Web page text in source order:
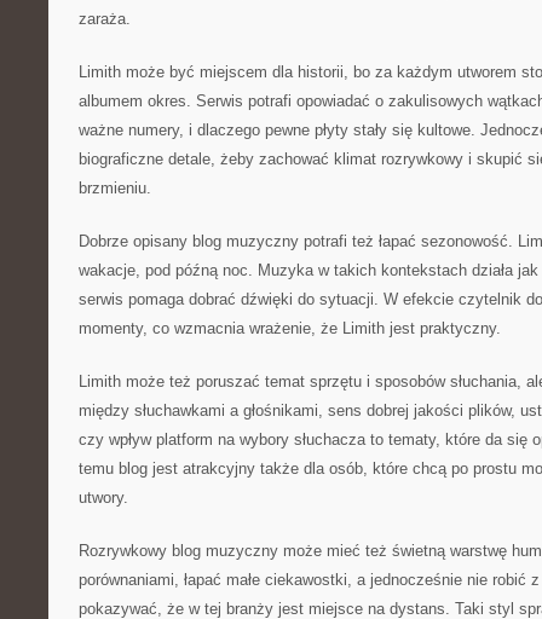
zaraża.
Limith może być miejscem dla historii, bo za każdym utworem
albumem okres. Serwis potrafi opowiadać o zakulisowych
ważne numery, i dlaczego pewne płyty stały się kultowe.
biograficzne detale, żeby zachować klimat rozrywkowy i skupić
brzmieniu.
Dobrze opisany blog muzyczny potrafi też łapać sezonowość.
wakacje, pod późną noc. Muzyka w takich kontekstach działa
serwis pomaga dobrać dźwięki do sytuacji. W efekcie czytelnik
momenty, co wzmacnia wrażenie, że Limith jest praktyczny.
Limith może też poruszać temat sprzętu i sposobów słuchania,
między słuchawkami a głośnikami, sens dobrej jakości plików,
czy wpływ platform na wybory słuchacza to tematy, które da się
temu blog jest atrakcyjny także dla osób, które chcą po prostu
utwory.
Rozrywkowy blog muzyczny może mieć też świetną warstwę
porównaniami, łapać małe ciekawostki, a jednocześnie nie robić
pokazywać, że w tej branży jest miejsce na dystans. Taki styl